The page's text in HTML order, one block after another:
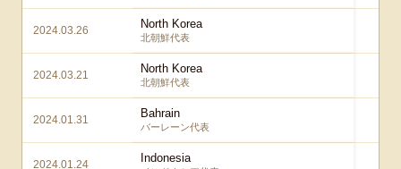
2024.03.26 North Korea
北朝鮮代表
2024.03.21 North Korea
北朝鮮代表
2024.01.31 Bahrain
バーレーン代表
2024.01.24 Indonesia